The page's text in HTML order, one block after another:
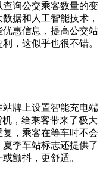
询公交乘客数量的变
据和人工智能技术，
惠信息，提高公交站
，这似乎也很不错。
牌上设置智能充电端
，给乘客带来了极大
，乘客在等车时不会
季车站标志还提供了
颤抖，更舒适。